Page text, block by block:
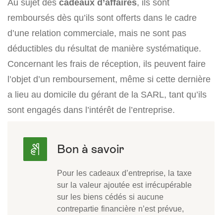
Au sujet des cadeaux d’affaires, ils sont
remboursés dès qu’ils sont offerts dans le cadre
d’une relation commerciale, mais ne sont pas
déductibles du résultat de manière systématique.
Concernant les frais de réception, ils peuvent faire
l’objet d’un remboursement, même si cette dernière
a lieu au domicile du gérant de la SARL, tant qu’ils
sont engagés dans l’intérêt de l’entreprise.
Pour les cadeaux d’entreprise, la taxe
sur la valeur ajoutée est irrécupérable
sur les biens cédés si aucune
contrepartie financière n’est prévue,